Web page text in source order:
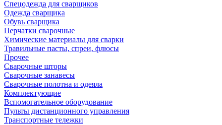
Спецодежда для сварщиков
Одежда сварщика
Обувь сварщика
Перчатки сварочные
Химические материалы для сварки
Травильные пасты, спреи, флюсы
Прочее
Сварочные шторы
Сварочные занавесы
Сварочные полотна и одеяла
Комплектующие
Вспомогательное оборудование
Пульты дистанционного управления
Транспортные тележки